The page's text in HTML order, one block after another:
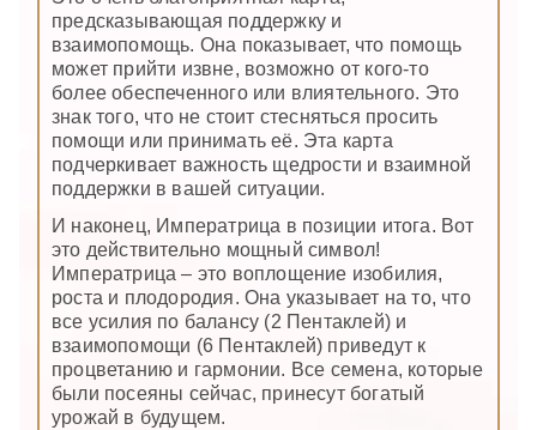
предсказывающая поддержку и
взаимопомощь. Она показывает, что помощь
может прийти извне, возможно от кого-то
более обеспеченного или влиятельного. Это
знак того, что не стоит стесняться просить
помощи или принимать её. Эта карта
подчеркивает важность щедрости и взаимной
поддержки в вашей ситуации.
И наконец, Императрица в позиции итога. Вот
это действительно мощный символ!
Императрица – это воплощение изобилия,
роста и плодородия. Она указывает на то, что
все усилия по балансу (2 Пентаклей) и
взаимопомощи (6 Пентаклей) приведут к
процветанию и гармонии. Все семена, которые
были посеяны сейчас, принесут богатый
урожай в будущем.